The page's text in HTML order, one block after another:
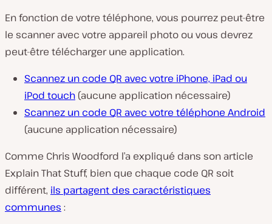
En fonction de votre téléphone, vous pourrez peut-être
le scanner avec votre appareil photo ou vous devrez
peut-être télécharger une application.
Scannez un code QR avec votre iPhone, iPad ou
iPod touch (aucune application nécessaire)
Scannez un code QR avec votre téléphone Android
(aucune application nécessaire)
Comme Chris Woodford l’a expliqué dans son article
Explain That Stuff, bien que chaque code QR soit
différent, ils partagent des caractéristiques
communes :